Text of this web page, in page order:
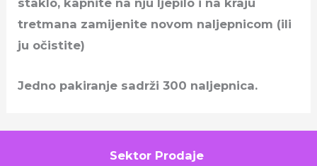
staklo, kapnite na nju ljepilo i na kraju
tretmana zamijenite novom naljepnicom (ili
ju očistite)
Jedno pakiranje sadrži 300 naljepnica.
Sektor Prodaje